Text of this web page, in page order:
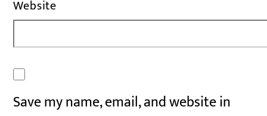
Website
Save my name, email, and website in